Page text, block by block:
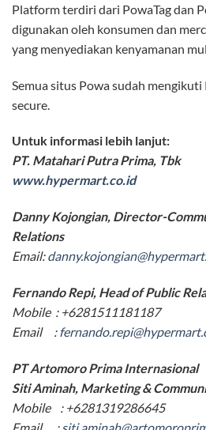
Platform terdiri dari PowaTag dan
digunakan oleh konsumen dan
yang menyediakan kenyamanan
Semua situs Powa sudah
secure.
Untuk informasi lebih lanjut:
PT. Matahari Putra Prima, Tbk
www.hypermart.co.id
Danny Kojongian, Director-
Relations
Email:
Fernando Repi, Head of Public
Mobile : +6281511181187
Email :
PT Artomoro Prima Internasional
Siti Aminah, Marketing &
Mobile : +6281319286645